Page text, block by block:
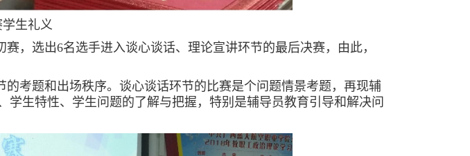
学生礼义
赛，选出6名选手进入谈心谈话、理论宣讲环节的最后决赛，由此，
考题和出场秩序。谈心谈话环节的比赛是个问题情景考题，再现辅
生特性、学生问题的了解与把握，特别是辅导员教育引导和解决问